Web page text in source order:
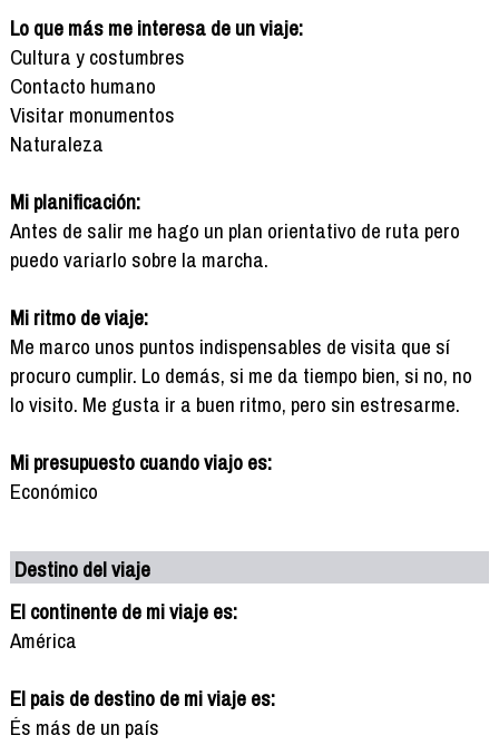
Lo que más me interesa de un viaje:
Cultura y costumbres
Contacto humano
Visitar monumentos
Naturaleza
Mi planificación:
Antes de salir me hago un plan orientativo de ruta pero
puedo variarlo sobre la marcha.
Mi ritmo de viaje:
Me marco unos puntos indispensables de visita que sí
procuro cumplir. Lo demás, si me da tiempo bien, si no, no
lo visito. Me gusta ir a buen ritmo, pero sin estresarme.
Mi presupuesto cuando viajo es:
Económico
Destino del viaje
El continente de mi viaje es:
América
El pais de destino de mi viaje es:
És más de un país